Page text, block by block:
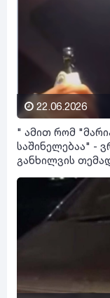
22.06.2026
" ამით რომ
საშინელებაა" -
განხილვის